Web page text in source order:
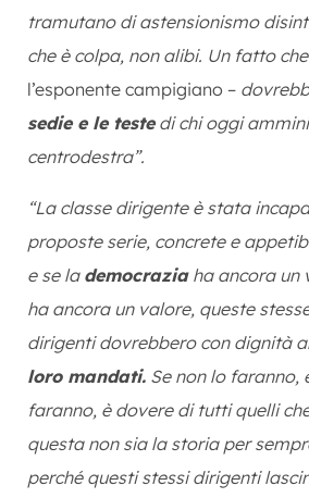
tramutano di astensionismo
che è colpa, non alibi. Un fatto che
l’esponente campigiano –
sedie e le testedi chi oggi
centrodestra”.
“La classe dirigente è stata
proposte serie, concrete e
e se la democraziaha ancora un
ha ancora un valore, queste
dirigenti dovrebbero con dignità
loro mandati. Se non lo faranno,
faranno, è dovere di tutti quelli
questa non sia la storia per
perché questi stessi dirigenti